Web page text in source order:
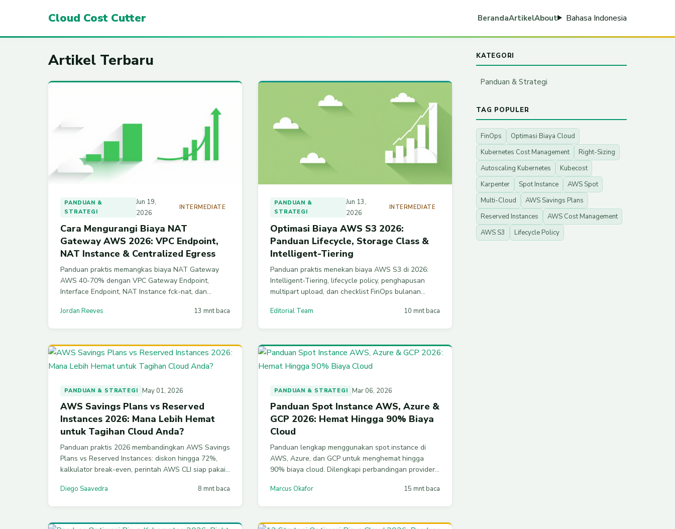
Cloud Cost Cutter BerandaArtikelAbout Bahasa Indonesia
Artikel Terbaru
PANDUAN &
STRATEGI
Jun 19,
2026
INTERMEDIATE
Cara Mengurangi Biaya NAT
Gateway AWS 2026: VPC Endpoint,
NAT Instance & Centralized Egress
Panduan praktis memangkas biaya NAT Gateway
AWS 40-70% dengan VPC Gateway Endpoint,
Interface Endpoint, NAT Instance fck-nat, dan
dengan perintah AWS CLI dan tabel harga 2026.
Jordan Reeves 13 mnt baca
PANDUAN &
STRATEGI
Jun 13,
2026
INTERMEDIATE
Optimasi Biaya AWS S3 2026:
Panduan Lifecycle, Storage Class &
Intelligent-Tiering
Panduan praktis menekan biaya AWS S3 di 2026:
Intelligent-Tiering, lifecycle policy, penghapusan
multipart upload, dan checklist FinOps bulanan
Editorial Team 10 mnt baca
PANDUAN & STRATEGI May 01, 2026
AWS Savings Plans vs Reserved
Instances 2026: Mana Lebih Hemat
untuk Tagihan Cloud Anda?
Panduan praktis 2026 membandingkan AWS Savings
Plans vs Reserved Instances: diskon hingga 72%,
kalkulator break-even, perintah AWS CLI siap pakai,
tagihan AWS tanpa over-commit.
Diego Saavedra 8 mnt baca
PANDUAN & STRATEGI Mar 06, 2026
Panduan Spot Instance AWS, Azure &
GCP 2026: Hemat Hingga 90% Biaya
Cloud
Panduan lengkap menggunakan spot instance di
AWS, Azure, dan GCP untuk menghemat hingga
90% biaya cloud. Dilengkapi perbandingan provider,
dan strategi fallback otomatis.
Marcus Okafor 15 mnt baca
KATEGORI
Panduan & Strategi
TAG POPULER
FinOps
Optimasi Biaya Cloud
Kubernetes Cost Management
Right-Sizing
Autoscaling Kubernetes
Kubecost
Karpenter
Spot Instance
AWS Spot
Multi-Cloud
AWS Savings Plans
Reserved Instances
AWS Cost Management
AWS S3
Lifecycle Policy